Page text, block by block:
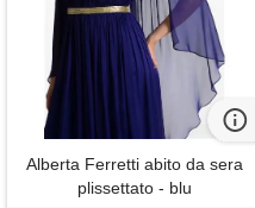
Alberta Ferretti abito da sera
plissettato - blu